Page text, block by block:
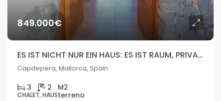
849.000€
ES IST NICHT NUR EIN HAUS: ES IST RAUM, PRIVATSPHÄRE UND ECHTES POTENZIAL AUF MALLORCA.
Capdepera, Mallorca, Spain
3 2
CHALET, HAUS